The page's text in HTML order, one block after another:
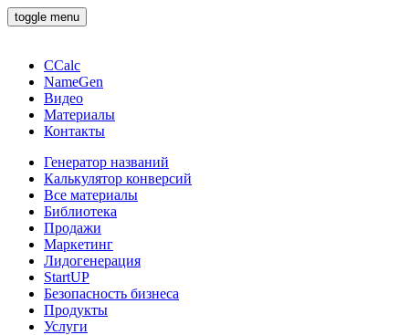
toggle menu
CCalc
NameGen
Видео
Материалы
Контакты
Генератор названий
Калькулятор конверсий
Все материалы
Библиотека
Продажи
Маркетинг
Лидогенерация
StartUP
Безопасность бизнеса
Продукты
Услуги